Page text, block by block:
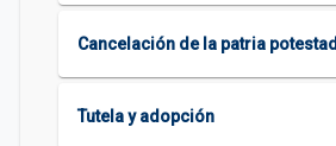
Cancelación de la patria potestad
Tutela y adopción